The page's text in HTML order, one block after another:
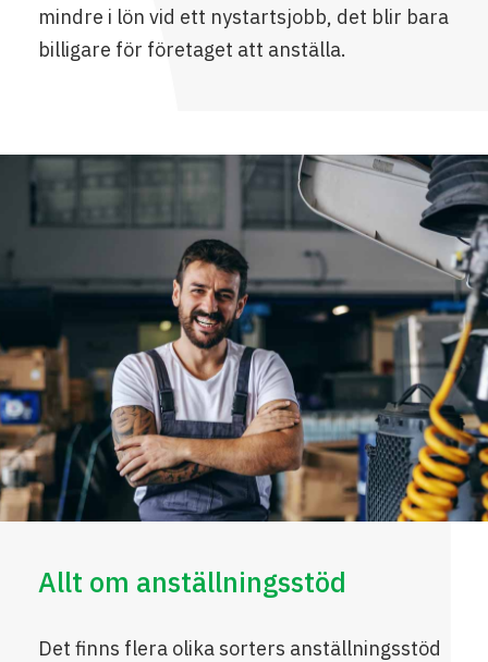
mindre i lön vid ett nystartsjobb, det blir bara
billigare för företaget att anställa.
Allt om anställningsstöd
Det finns flera olika sorters anställningsstöd